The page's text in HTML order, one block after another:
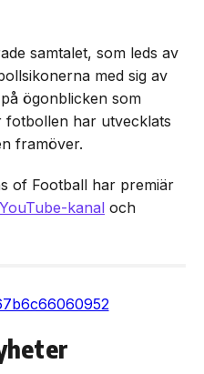
samtalet, som leds av
med sig av
ögonblicken som
har utvecklats
framöver.
of Football har premiär
YouTube-kanal och